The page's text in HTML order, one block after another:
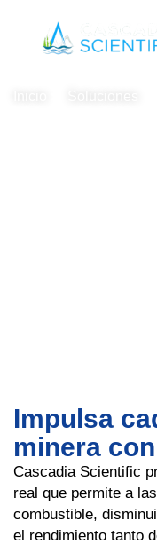
Impulsa
minera
Cascadia Scientific
real que permite a
combustible,
el rendimiento tanto